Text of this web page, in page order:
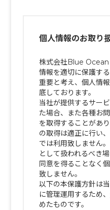
個人情報のお取り
株式会社Blue Ocean
情報を適切に保護す
重要と考え、個人情
底しております。
当社が提供するサー
た場合、また各種お
を取得することがあ
の取得は適正に行い
では利用致しません
として扱われるべき
同意を得ることなく
致しません。
以下の本保護方針は
に管理運用するため
めたものです。